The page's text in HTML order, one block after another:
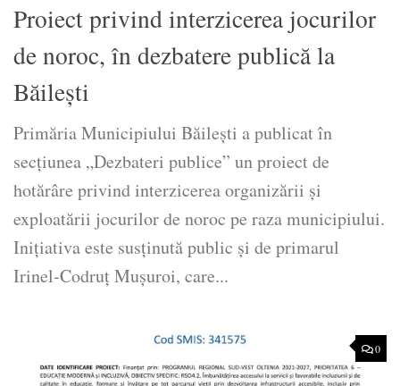
Proiect privind interzicerea jocurilor
de noroc, în dezbatere publică la
Băilești
Primăria Municipiului Băilești a publicat în
secțiunea „Dezbateri publice” un proiect de
hotărâre privind interzicerea organizării și
exploatării jocurilor de noroc pe raza municipiului.
Inițiativa este susținută public și de primarul
Irinel-Codruț Mușuroi, care...
0